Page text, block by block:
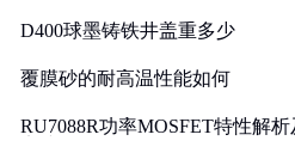
D400球墨铸铁井盖重多少
覆膜砂的耐高温性能如何
RU7088R功率MOSFET特性解